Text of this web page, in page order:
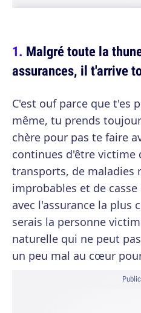
Malgré toute la
assurances, il t'arrive
C'est ouf parce que t'es
même, tu prends
chère pour pas te faire
continues d'être victime
transports, de maladies
improbables et de
avec l'assurance la plus
serais la personne
naturelle qui ne peut
un peu mal au cœur